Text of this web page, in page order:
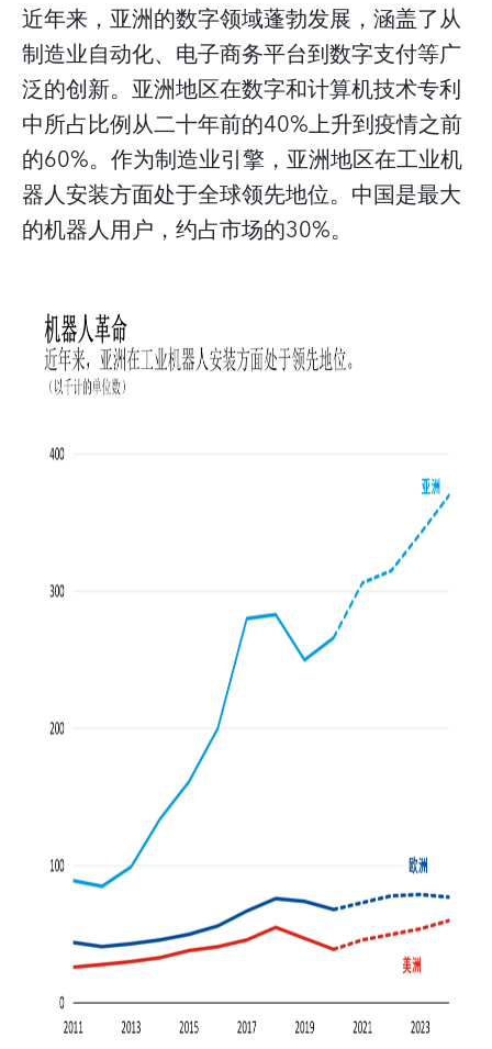
近年来，亚洲的数字领域蓬勃发展，涵盖了从
制造业自动化、电子商务平台到数字支付等广
泛的创新。亚洲地区在数字和计算机技术专利
中所占比例从二十年前的40%上升到疫情之前
的60%。作为制造业引擎，亚洲地区在工业机
器人安装方面处于全球领先地位。中国是最大
的机器人用户，约占市场的30%。